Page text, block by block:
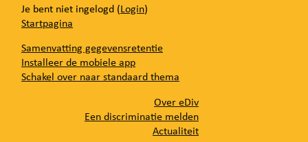
Je bent niet ingelogd (Login)
Startpagina
Samenvatting gegevensretentie
Installeer de mobiele app
Schakel over naar standaard thema
Over eDiv
Een discriminatie melden
Actualiteit